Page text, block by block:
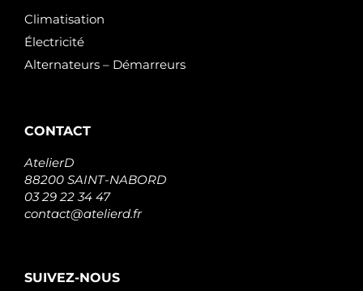
Climatisation
Électricité
Alternateurs – Démarreurs
CONTACT
AtelierD
88200 SAINT-NABORD
03 29 22 34 47
contact@atelierd.fr
SUIVEZ-NOUS